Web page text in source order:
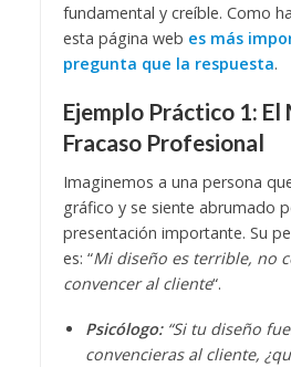
fundamental y creíble. Como
esta página web es más
pregunta que la respuesta.
Ejemplo Práctico 1: El
Fracaso Profesional
Imaginemos a una persona
gráfico y se siente abrumado
presentación importante. Su
es: “Mi diseño es terrible, no
convencer al cliente“.
Psicólogo:“Si tu diseño
convencieras al cliente,